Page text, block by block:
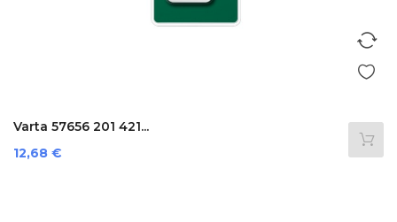
Varta 57656 201 421...
Preis
12,68 €